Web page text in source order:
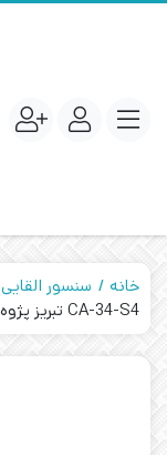
خانه سنسور القایی
CA-34-S4 تبریز پژوه